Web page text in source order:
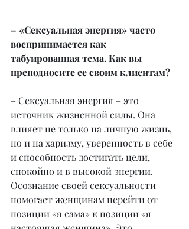
– «Сексуальная энергия» часто
воспринимается как
табуированная тема. Как вы
преподносите ее своим клиентам?
– Сексуальная энергия – это
источник жизненной силы. Она
влияет не только на личную жизнь,
но и на харизму, уверенность в себе
и способность достигать цели,
спокойно и в высокой энергии.
Осознание своей сексуальности
помогает женщинам перейти от
позиции «я сама» к позиции «я